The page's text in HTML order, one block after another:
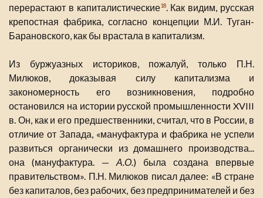
перерастают в капиталистические18. Как видим, русская
крепостная фабрика, согласно концепции М.И. Туган-
Барановского, как бы врастала в капитализм.
Из буржуазных историков, пожалуй, только П.Н.
Милюков, доказывая силу капитализма и
закономерность его возникновения, подробно
остановился на истории русской промышленности XVIII
в. Он, как и его предшественники, считал, что в России, в
отличие от Запада, «мануфактура и фабрика не успели
развиться органически из домашнего производства...
она (мануфактура. — А.О.) была создана впервые
правительством». П.Н. Милюков писал далее: «В стране
без капиталов, без рабочих, без предпринимателей и без